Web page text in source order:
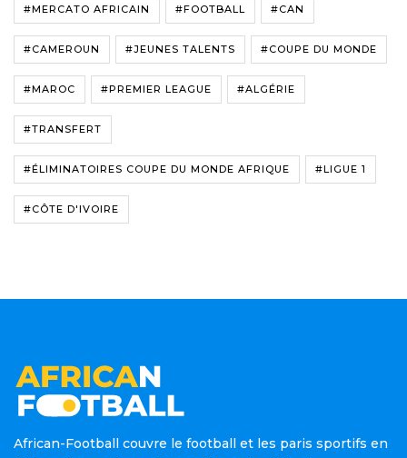
#MERCATO AFRICAIN #FOOTBALL #CAN
#CAMEROUN #JEUNES TALENTS #COUPE DU MONDE
#MAROC #PREMIER LEAGUE #ALGÉRIE
#TRANSFERT
#ÉLIMINATOIRES COUPE DU MONDE AFRIQUE #LIGUE 1
#CÔTE D'IVOIRE
African-Football couvre le football et les paris sportifs en